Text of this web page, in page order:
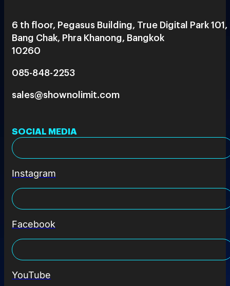
6 th floor, Pegasus Building, True Digital Park 101,
Bang Chak, Phra Khanong, Bangkok
10260
085-848-2253
sales@shownolimit.com
SOCIAL MEDIA
Instagram
Facebook
YouTube